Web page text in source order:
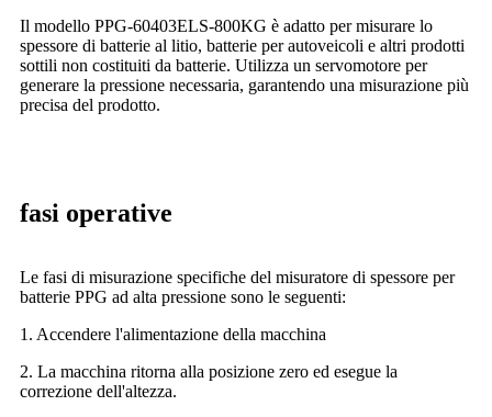
Il modello PPG-60403ELS-800KG è adatto per misurare lo
spessore di batterie al litio, batterie per autoveicoli e altri prodotti
sottili non costituiti da batterie. Utilizza un servomotore per
generare la pressione necessaria, garantendo una misurazione più
precisa del prodotto.
fasi operative
Le fasi di misurazione specifiche del misuratore di spessore per
batterie PPG ad alta pressione sono le seguenti:
1. Accendere l'alimentazione della macchina
2. La macchina ritorna alla posizione zero ed esegue la
correzione dell'altezza.